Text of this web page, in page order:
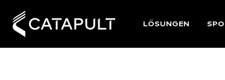
LÖSUNGEN